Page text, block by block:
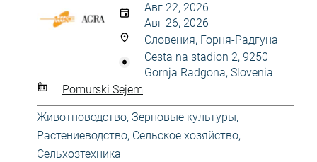
Авг 22, 2026
Авг 26, 2026
Словения, Горня-Радгуна
Cesta na stadion 2, 9250
Gornja Radgona, Slovenia
Pomurski Sejem
Животноводство, Зерновые культуры,
Растениеводство, Сельское хозяйство,
Сельхозтехника